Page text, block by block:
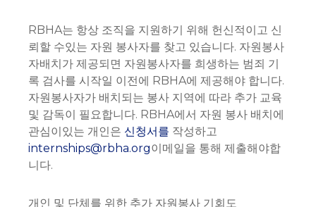
RBHA는 항상 조직을 지원하기 위해 헌신적이고 신
뢰할 수있는 자원 봉사자를 찾고 있습니다. 자원봉사
자배치가 제공되면 자원봉사자를 희생하는 범죄 기
록 검사를 시작일 이전에 RBHA에 제공해야 합니다.
자원봉사자가 배치되는 봉사 지역에 따라 추가 교육
및 감독이 필요합니다. RBHA에서 자원 봉사 배치에
관심이있는 개인은 신청서를 작성하고
internships@rbha.org이메일을 통해 제출해야합
니다.
개인 및 단체를 위한 추가 자원봉사 기회도